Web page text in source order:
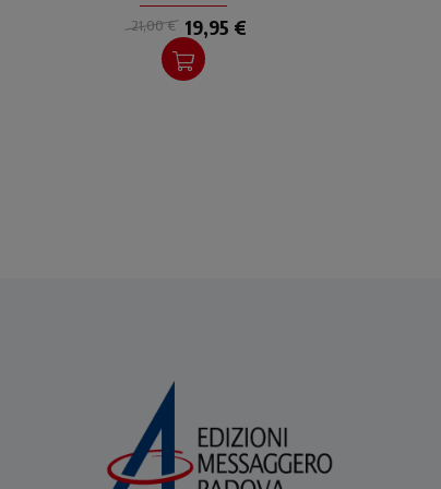
salvezza nel presente.
21,00 € 19,95 €